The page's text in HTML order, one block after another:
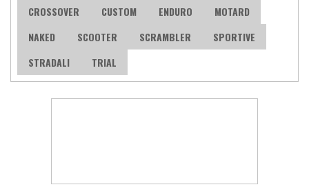
CROSSOVER CUSTOM ENDURO
MOTARD
NAKED
SCOOTER SCRAMBLER
SPORTIVE
STRADALI
TRIAL